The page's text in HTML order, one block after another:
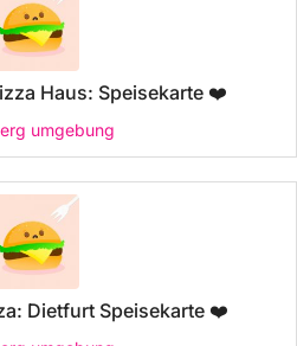
Haus: Speisekarte ❤️
umgebung
Dietfurt Speisekarte ❤️